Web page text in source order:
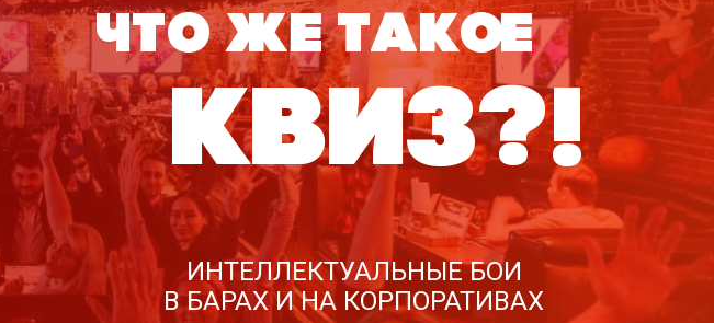
Что же такое
квиз?!
ИНТЕЛЛЕКТУАЛЬНЫЕ БОИ
В БАРАХ И НА КОРПОРАТИВАХ